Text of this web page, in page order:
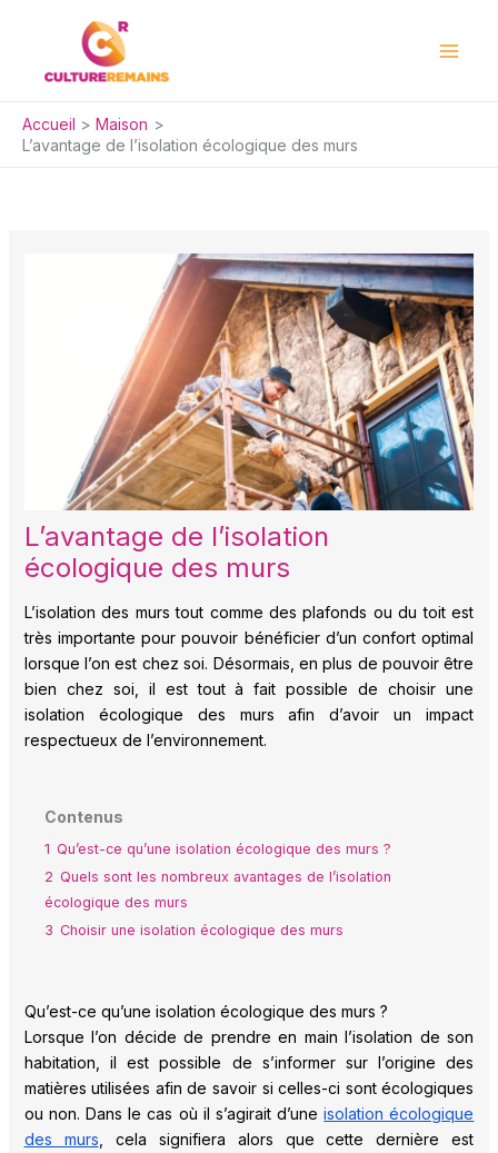
Accueil
Maison
L’avantage de l’isolation écologique des murs
L’avantage de l’isolation
écologique des murs
L’isolation des murs tout comme des plafonds ou du toit est
très importante pour pouvoir bénéficier d’un confort optimal
lorsque l’on est chez soi. Désormais, en plus de pouvoir être
bien chez soi, il est tout à fait possible de choisir une
isolation écologique des murs afin d’avoir un impact
respectueux de l’environnement.
Contenus
1 Qu’est-ce qu’une isolation écologique des murs ?
2 Quels sont les nombreux avantages de l’isolation
écologique des murs
3 Choisir une isolation écologique des murs
Qu’est-ce qu’une isolation écologique des murs ?
Lorsque l’on décide de prendre en main l’isolation de son
habitation, il est possible de s’informer sur l’origine des
matières utilisées afin de savoir si celles-ci sont écologiques
ou non. Dans le cas où il s’agirait d’uneisolation écologique
des murs , cela signifiera alors que cette dernière est